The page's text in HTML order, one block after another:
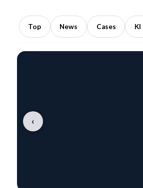
Top News Cases
‹